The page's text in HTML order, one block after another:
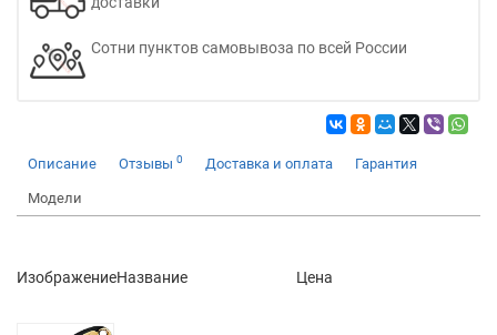
Сотни пунктов самовывоза по всей России
Описание Отзывы 0 Доставка и оплата Гарантия
Модели
ИзображениеНазвание Цена